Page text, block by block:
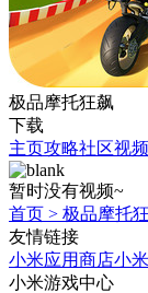
极品摩托狂飙
下载
主页攻略社区视频
暂时没有视频~
首页 > 极品摩托
友情链接
小米应用商店小
小米游戏中心